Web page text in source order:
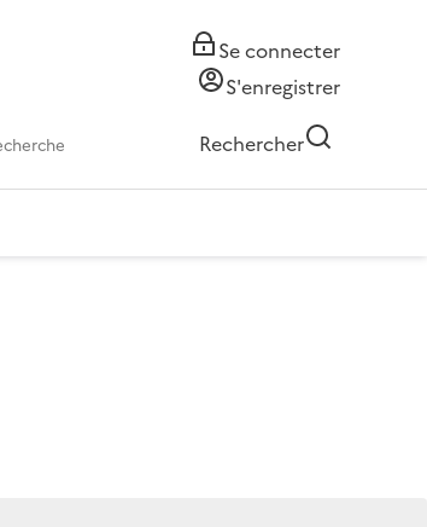
Se connecter
S'enregistrer
Rechercher